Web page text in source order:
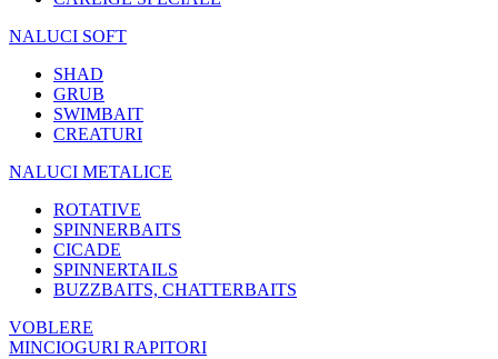
NALUCI SOFT
SHAD
GRUB
SWIMBAIT
CREATURI
NALUCI METALICE
ROTATIVE
SPINNERBAITS
CICADE
SPINNERTAILS
BUZZBAITS, CHATTERBAITS
VOBLERE
MINCIOGURI RAPITORI